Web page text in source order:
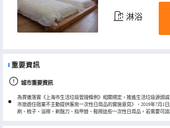
淋浴
重要資訊
城市重要資訊
為貫徹落實《上海市生活垃圾管理條例》相關規定，推進生活垃圾源頭
市旅遊住宿業不主動提供客房一次性日用品的實施意見》，2019年7月1
刷、梳子、浴擦、剃鬚刀、指甲銼、鞋擦這些一次性日用品。若需要可諮